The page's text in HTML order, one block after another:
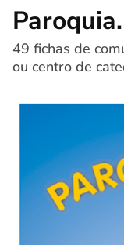
49 fichas de
ou centro de